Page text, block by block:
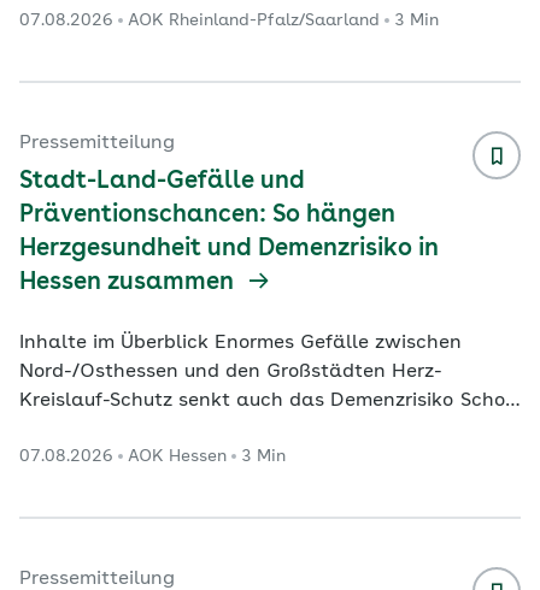
und zu einer signifikanten Erhöhung der
Häusern geführt. Das zeigt das Online-Portal
der AOK (WIdO), das jetzt mit Daten für das Jahr
2024 aktualisiert worden ist. Der Qualitätsmonitor
07.08.2026 AOK Rheinland-Pfalz/Saarland 3 Min
Pressemitteilung
Stadt-Land-Gefälle und
Präventionschancen: So hängen
Herzgesundheit und Demenzrisiko in
Hessen zusammen
Inhalte im Überblick Enormes Gefälle zwischen
Nord-/Osthessen und den Großstädten Herz-
Kreislauf-Schutz senkt auch das Demenzrisiko Schon
Neueste Auswertungen der AOK Hessen und des
ein zweischneidiges Bild für Hessen: Während die
ist, droht bei den Demenzfällen bis zum Jahr 2060
07.08.2026 AOK Hessen 3 Min
Pressemitteilung